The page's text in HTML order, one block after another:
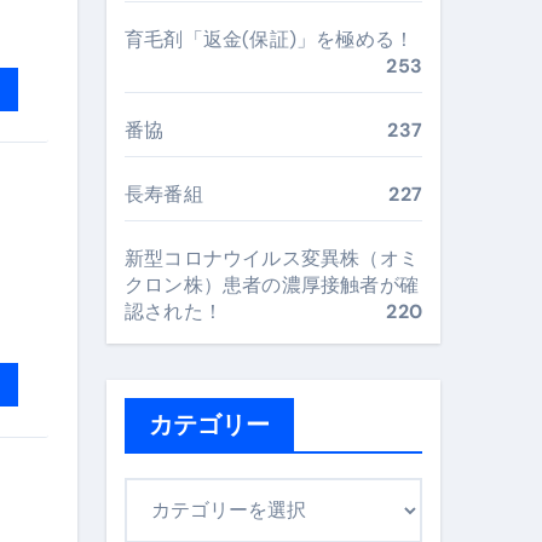
全ガイドブック
目的別に失敗しない
クリスト（高齢者にも）
散り対策の選び方
に“満足度MAX”で食べるコツ
育毛剤「返金(保証)」を極める！
253
番協 237
長寿番組 227
新型コロナウイルス変異株（オミ
クロン株）患者の濃厚接触者が確
認された！
220
カテゴリー